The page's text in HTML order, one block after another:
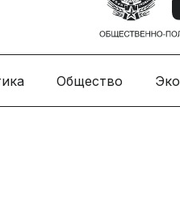
Общество